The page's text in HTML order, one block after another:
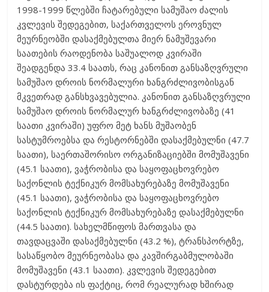
1998-1999 წლებში ჩატარებული სამუშაო ძალის
კვლევის შედეგებით, საქართველოს ეროვნულ
მეურნეობში დასაქმებულთა მიერ ნამუშევარი
საათების რაოდენობა საშუალოდ კვირაში
შეადგენდა 33.4 საათს, რაც კანონით განსაზღვრული
სამუშაო დროის ნორმალური ხანგრძლივობისგან
მკვეთრად განსხვავებულია. კანონით განსაზღვრული
სამუშაო დროის ნორმალურ ხანგრძლივობაზე (41
საათი კვირაში) უფრო მეტ ხანს მუშაობენ
სასტუმროებსა და რესტორნებში დასაქმებულნი (47.7
საათი), საერთაშორისო ორგანიზაციებში მომუშავენი
(45.1 საათი), ვაჭრობისა და საყოფაცხოვრებო
საქონლის ტექნიკურ მომსახურებაზე მომუშავენი
(45.1 საათი), ვაჭრობისა და საყოფაცხოვრებო
საქონლის ტექნიკურ მომსახურებაზე დასაქმებულნი
(44.5 საათი). სახელმწიფოს მართვასა და
თავდაცვაში დასაქმებულნი (43.2 %), ტრანსპორტზე,
სასაწყობო მეურნეობასა და კავშირგაბმულობაში
მომუშავენი (43.1 საათი). კვლევის შედეგებით
დასტურდება ის ფაქტიც, რომ რეალურად ხშირად